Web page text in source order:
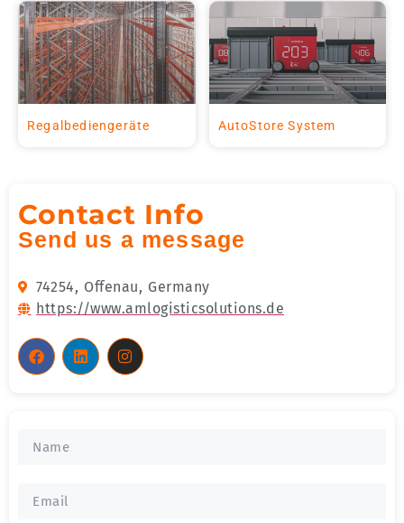
Regalbediengeräte AutoStore System
Contact Info
Send us a message
74254, Offenau, Germany
https://www.amlogisticsolutions.de